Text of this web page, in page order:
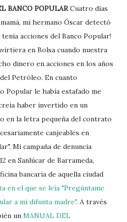
BANCO POPULARCuatro días
mi hermano Óscar detectó
acciones del Banco Popular!
en Bolsa cuando nuestra
dinero en acciones en los años
Petróleo. En cuanto
Popular le había estafado me
haber invertido en un
en la letra pequeña del contrato
canjeables en
Mi campaña de denuncia
en Sanlúcar de Barrameda,
bancaria de aquella ciudad
en el que se leía "Pregúntame
a mi difunta madre". A través
un MANUAL DEL